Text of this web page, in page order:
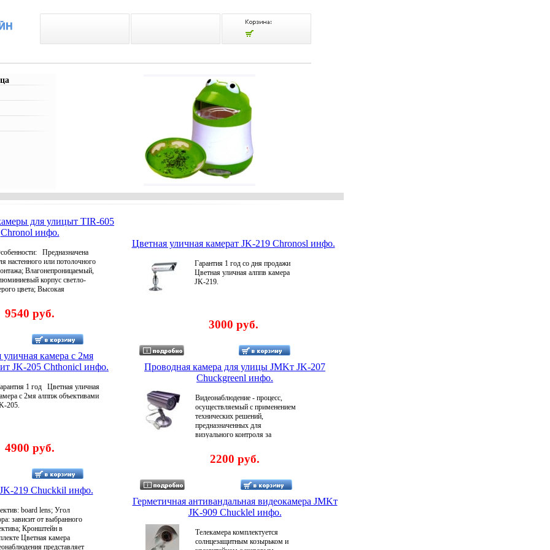
для улицыт TIR-605
Chronol инфо.
Предназначена
настенного или потолочного
Влагонепроницаемый,
корпус светло-
цвета; Высокая
камеры; Цветная,
разрешения;
включения
подсветки; В
поставки включен
питания на 12 В
и кронштейн
6 мм / F25
затвор 1/50 - 1/100
сек Чувствительноалжхтсть
1 В (размах) при
75 Ом Энергоснабжение
и 372 Вт (при
защиты IP68 Вес 640 г
.
9540 руб.
уличная камера с 2мя
JK-205 Chthonicl инфо.
1 год Цветная уличная
с 2мя алппж объективами
205.
4900 руб.
219 Chuckkil инфо.
board lens; Угол
зависит от выбранного
Кронштейн в
Цветная камера
представляет
Цветная уличная камерат JK-219 Chronosl инфо.
Гарантия 1 год со дня продажи
Цветная уличная алппв камера
JK-219.
3000 руб.
Проводная камера для улицы JMKт JK-207
Chuckgreenl инфо.
Видеонаблюдение - процесс,
осуществляемый с применением
технических решений,
предназначенных для
визуального контроля за
наблюдаемыми территориями,
объектами, субъектами Второе
Circuit Television - Система
Замкнутого Телевидения)
Главная задача CCTV -
обеспечение безопасности
объекта путем визуального
информации во внешние
общедоступные сети Из данной
2200 руб.
Герметичная антивандальная видеокамера JMKт
JK-909 Chucklel инфо.
Телекамера комплектуется
солнцезащитным козырьком и